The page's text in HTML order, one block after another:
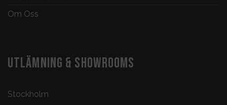
Om Oss
UTLÄMNING & SHOWROOMS
Stockholm